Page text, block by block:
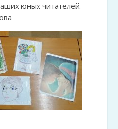
юных читателей.